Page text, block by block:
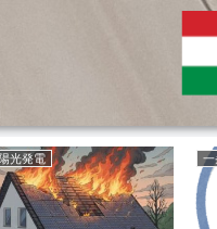
光発電 一